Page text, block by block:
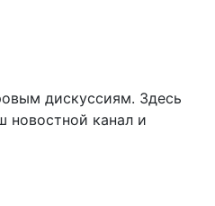
дискуссиям. Здесь
новостной канал и